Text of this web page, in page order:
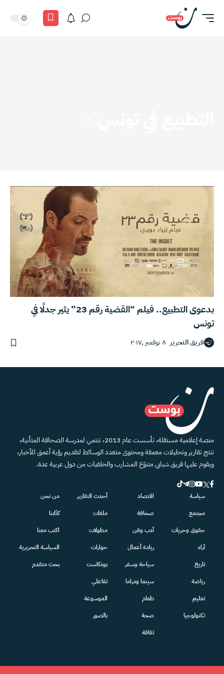
بدعوى التطبيع.. فيلم “القضية رقم 23” يثير جدلًا في
تونس
فريق التحرير ٨ نوفمبر ,٢٠١٧
منصة إعلامية مستقلة، تأسست عام 2013، تنتمي لمدرسة الصحافة المتأنية،
تنتج تقارير وتحليلات معمقة ومحتوى متعدد الوسائط لتقديم رؤية أعمق للأخبار،
ويقوم عليها فريق شبابي متنوّع المشارب والخلفيات من دول عربية عدة.
سياسة
مجتمع
حقوق وحريات
آراء
تاريخ
رياضة
تعليم
تكنولوجيا
اقتصاد
صحافة
أدب وفن
ريادة أعمال
سياحة وسفر
سينما ودراما
طعام
صحة
ثقافة
أحدث التقارير
ملفات
مطولات
حوارات
بودكاست
تفاعلي
الموسوعة
بالصور
من نحن
كتّابنا
اكتب معنا
السياسة التحريرية
بحث متقدم